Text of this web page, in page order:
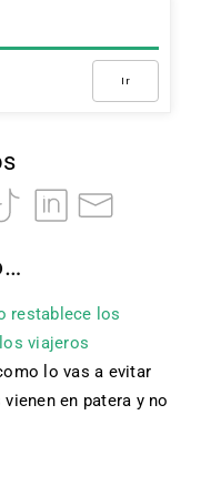
Ir
restablece los
viajeros
lo vas a evitar
en patera y no